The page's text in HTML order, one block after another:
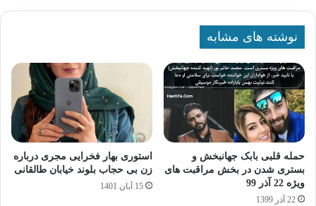
نوشته های مشابه
حمله قلبی بابک جهانبخش و
بستری شدن در بخش مراقبت های
ویژه 22 آذر 99
22 آذر 1399
استوری بهار فخرایی مجری درباره
زن بی حجاب بلوند خیابان طالقانی
15 آبان 1401